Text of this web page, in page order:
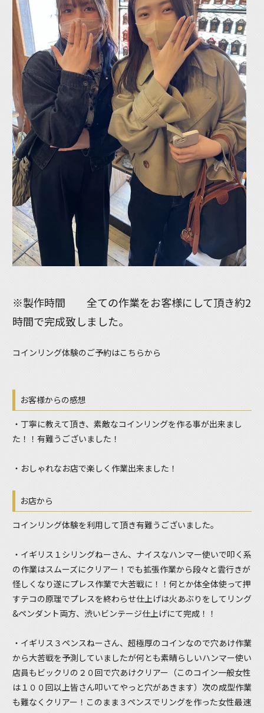
※製作時間 全ての作業をお客様にして頂き約2
時間で完成致しました。
コインリング体験のご予約はこちらから
お客様からの感想
・丁寧に教えて頂き、素敵なコインリングを作る事が出来まし
た！！有難うございました！
・おしゃれなお店で楽しく作業出来ました！
お店から
コインリング体験を利用して頂き有難うございました。
・イギリス１シリングねーさん、ナイスなハンマー使いで叩く系
の作業はスムーズにクリアー！でも拡張作業から段々と雲行きが
怪しくなり遂にプレス作業で大苦戦に！！何とか体全体使って押
すテコの原理でプレスを終わらせ仕上げは火あぶりをしてリング
&ペンダント両方、渋いビンテージ仕上げにて完成！！
・イギリス３ペンスねーさん、超極厚のコインなので穴あけ作業
から大苦戦を予測していましたが何とも素晴らしいハンマー使い
店員もビックリの２０回で穴あけクリアー（このコイン一般女性
は１００回以上皆さん叩いてやっと穴があきます）次の成型作業
も難なくクリアー！このまま３ペンスでリングを作った女性最速